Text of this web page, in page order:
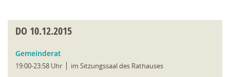
DO 10.12.2015
Gemeinderat
19:00-23:58 Uhr im Sitzungssaal des Rathauses